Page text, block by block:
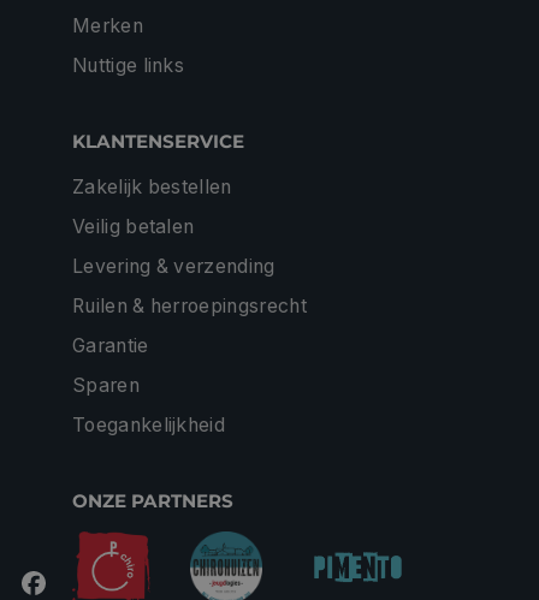
Merken
Nuttige links
KLANTENSERVICE
Zakelijk bestellen
Veilig betalen
Levering & verzending
Ruilen & herroepingsrecht
Garantie
Sparen
Toegankelijkheid
ONZE PARTNERS